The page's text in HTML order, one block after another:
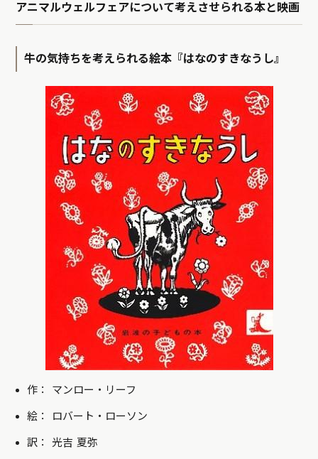
アニマルウェルフェアについて考えさせられる本と映画
牛の気持ちを考えられる絵本『はなのすきなうし』
作： マンロー・リーフ
絵： ロバート・ローソン
訳： 光吉 夏弥